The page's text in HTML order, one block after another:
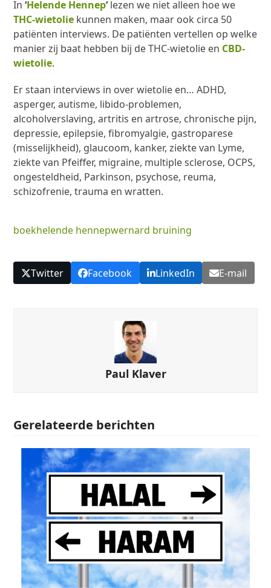
In ‘Helende Hennep‘lezen we niet alleen hoe we
THC-wietolie kunnen maken, maar ook circa 50
patiënten interviews. De patiënten vertellen op welke
manier zij baat hebben bij de THC-wietolie en CBD-
wietolie.
Er staan interviews in over wietolie en… ADHD,
asperger, autisme, libido-problemen,
alcoholverslaving, artritis en artrose, chronische pijn,
depressie, epilepsie, fibromyalgie, gastroparese
(misselijkheid), glaucoom, kanker, ziekte van Lyme,
ziekte van Pfeiffer, migraine, multiple sclerose, OCPS,
ongesteldheid, Parkinson, psychose, reuma,
schizofrenie, trauma en wratten.
boekhelende hennepwernard bruining
Twitter Facebook LinkedIn E-mail
Paul Klaver
Gerelateerde berichten